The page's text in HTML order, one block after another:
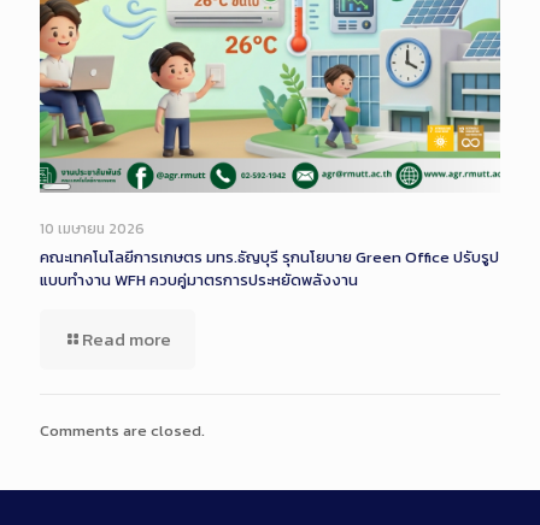
Long
Description
10 เมษายน 2026
คณะเทคโนโลยีการเกษตร มทร.ธัญบุรี รุกนโยบาย Green Office ปรับรูป
แบบทำงาน WFH ควบคู่มาตรการประหยัดพลังงาน
Read more
Comments are closed.